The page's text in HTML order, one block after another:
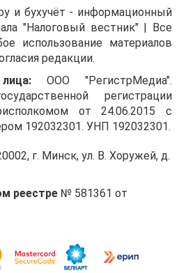
и бухучёт - информационный
"Налоговый вестник" | Все
использование материалов
редакции.
ООО "РегистрМедиа".
регистрации
от 24.06.2015 с
192032301. УНП 192032301.
г. Минск, ул. В. Хоружей, д.
реестре № 581361 от